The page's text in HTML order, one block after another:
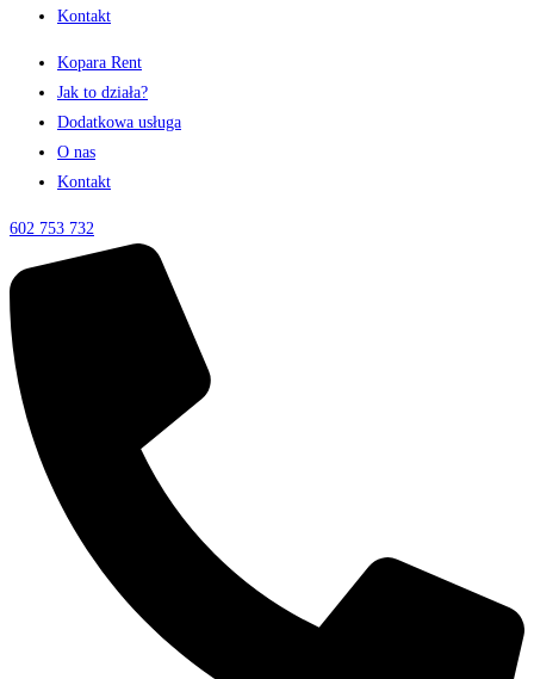
Kontakt
Kopara Rent
Jak to działa?
Dodatkowa usługa
O nas
Kontakt
602 753 732